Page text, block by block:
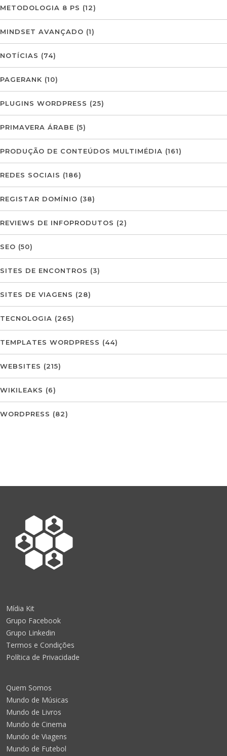
METODOLOGIA 8 PS (12)
MINDSET AVANÇADO (1)
NOTÍCIAS (74)
PAGERANK (10)
PLUGINS WORDPRESS (25)
PRIMAVERA ÁRABE (5)
PRODUÇÃO DE CONTEÚDOS MULTIMÉDIA (161)
REDES SOCIAIS (186)
REGISTAR DOMÍNIO (38)
REVIEWS DE INFOPRODUTOS (2)
SEO (50)
SITES DE ENCONTROS (3)
SITES DE VIAGENS (28)
TECNOLOGIA (265)
TEMPLATES WORDPRESS (44)
WEBSITES (215)
WIKILEAKS (6)
WORDPRESS (82)
Mídia Kit
Grupo Facebook
Grupo Linkedin
Termos e Condições
Política de Privacidade
Quem Somos
Mundo de Músicas
Mundo de Livros
Mundo de Cinema
Mundo de Viagens
Mundo de Futebol